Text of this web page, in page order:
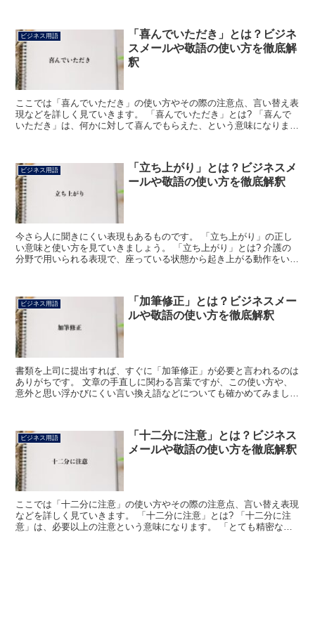
ビジネス用語
「喜んでいただき」とは？ビジネ
スメールや敬語の使い方を徹底解
釈
ここでは「喜んでいただき」の使い方やその際の注意点、言い替え表
現などを詳しく見ていきます。 「喜んでいただき」とは? 「喜んで
いただき」は、何かに対して喜んでもらえた、という意味になりま
ビジネス用語
「立ち上がり」とは？ビジネスメ
ールや敬語の使い方を徹底解釈
今さら人に聞きにくい表現もあるものです。 「立ち上がり」の正し
い意味と使い方を見ていきましょう。 「立ち上がり」とは? 介護の
分野で用いられる表現で、座っている状態から起き上がる動作をいい
ビジネス用語
「加筆修正」とは？ビジネスメー
ルや敬語の使い方を徹底解釈
書類を上司に提出すれば、すぐに「加筆修正」が必要と言われるのは
ありがちです。 文章の手直しに関わる言葉ですが、この使い方や、
意外と思い浮かびにくい言い換え語などについても確かめてみましょ
ビジネス用語
「十二分に注意」とは？ビジネス
メールや敬語の使い方を徹底解釈
ここでは「十二分に注意」の使い方やその際の注意点、言い替え表現
などを詳しく見ていきます。 「十二分に注意」とは? 「十二分に注
意」は、必要以上の注意という意味になります。 「とても精密な作